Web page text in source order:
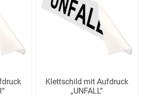
Klettschild mit Aufdruck
„UNFALL“